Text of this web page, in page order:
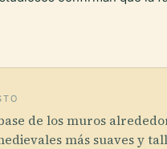
de los muros
más suaves y